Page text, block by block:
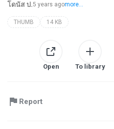
โดนัส ป.5 years agomore...
THUMB 14 KB
Open To library
Report